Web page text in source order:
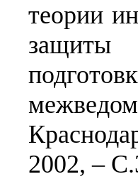
теории
защиты
2002, –